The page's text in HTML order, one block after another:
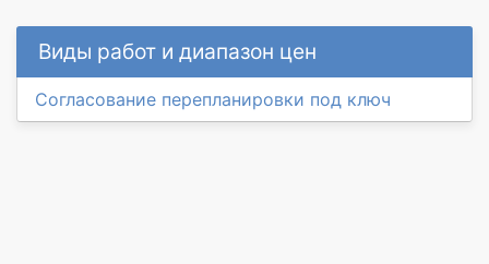
Виды работ и диапазон цен
Согласование перепланировки под ключ